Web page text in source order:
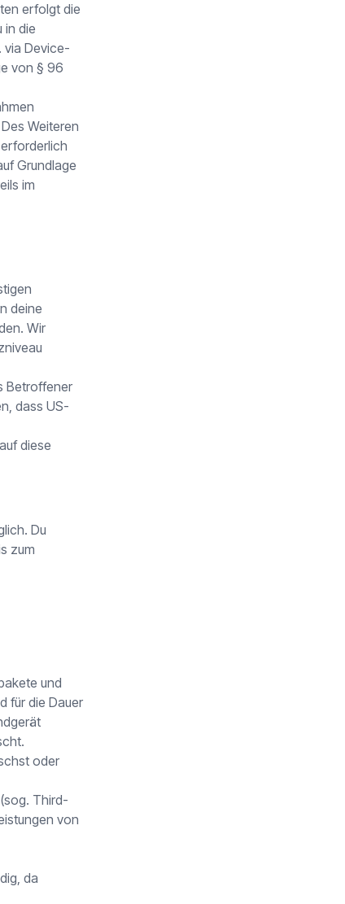
erfolgt die
in die
via Device-
von § 96
Weiteren
Grundlage
im
deine
Wir
Betroffener
dass US-
diese
Du
zum
und
für die Dauer
oder
Third-
von
da